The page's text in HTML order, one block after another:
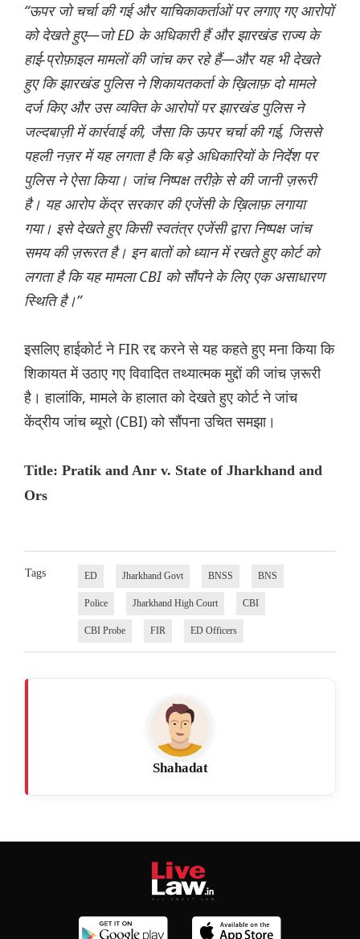
“ऊपर जो चर्चा की गई और याचिकाकर्ताओं पर लगाए गए आरोपों
को देखते हुए—जो ED के अधिकारी हैं और झारखंड राज्य के
हाई-प्रोफ़ाइल मामलों की जांच कर रहे हैं—और यह भी देखते
हुए कि झारखंड पुलिस ने शिकायतकर्ता के ख़िलाफ़ दो मामले
दर्ज किए और उस व्यक्ति के आरोपों पर झारखंड पुलिस ने
जल्दबाज़ी में कार्रवाई की, जैसा कि ऊपर चर्चा की गई, जिससे
पहली नज़र में यह लगता है कि बड़े अधिकारियों के निर्देश पर
पुलिस ने ऐसा किया। जांच निष्पक्ष तरीक़े से की जानी ज़रूरी
है। यह आरोप केंद्र सरकार की एजेंसी के ख़िलाफ़ लगाया
गया। इसे देखते हुए किसी स्वतंत्र एजेंसी द्वारा निष्पक्ष जांच
समय की ज़रूरत है। इन बातों को ध्यान में रखते हुए कोर्ट को
लगता है कि यह मामला CBI को सौंपने के लिए एक असाधारण
स्थिति है।”
इसलिए हाईकोर्ट ने FIR रद्द करने से यह कहते हुए मना किया कि
शिकायत में उठाए गए विवादित तथ्यात्मक मुद्दों की जांच ज़रूरी
है। हालांकि, मामले के हालात को देखते हुए कोर्ट ने जांच
केंद्रीय जांच ब्यूरो (CBI) को सौंपना उचित समझा।
Title: Pratik and Anr v. State of Jharkhand and
Ors
Tags ED Jharkhand Govt BNSS BNS
Police Jharkhand High Court CBI
CBI Probe FIR ED Officers
Shahadat